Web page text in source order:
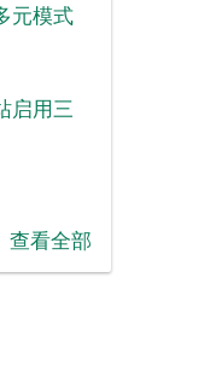
元模式
启用三
查看全部